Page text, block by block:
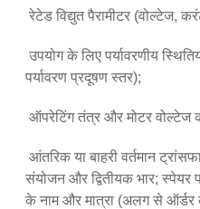
रेटेड विद्युत पैरामीटर (वोल्टेज,
उपयोग के लिए पर्यावरणीय
पर्यावरण प्रदूषण स्तर);
ऑपरेटिंग तंत्र और मोटर वोल्टेज
आंतरिक या बाहरी वर्तमान
संयोजन और द्वितीयक भार;
के नाम और मात्रा (अलग से